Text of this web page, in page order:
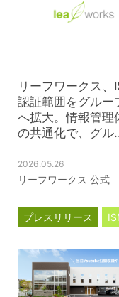
リーフワークス、
認証範囲をグルー
へ拡大。情報管理
の共通化で、グル
2026.05.26
リーフワークス 公式
プレスリリース